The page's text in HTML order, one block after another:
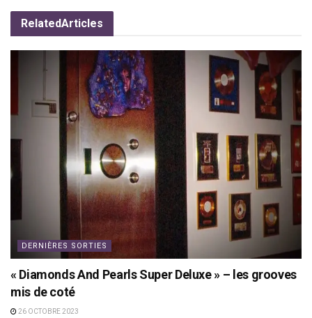
RelatedArticles
DERNIÈRES SORTIES
« Diamonds And Pearls Super Deluxe » – les grooves
mis de coté
26 OCTOBRE 2023